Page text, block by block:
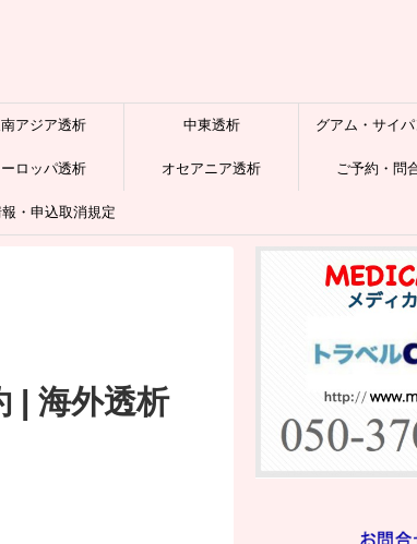
アジア透析 中東透析 グアム・サイ
ーロッパ透析 オセアニア透析 ご予約・問
・申込取消規定
| 海外透析